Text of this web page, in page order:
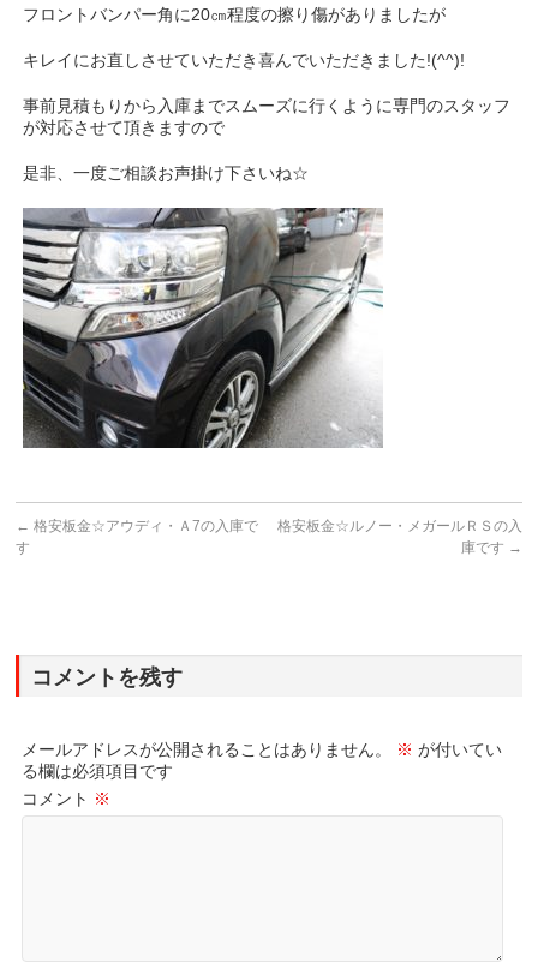
フロントバンパー角に20㎝程度の擦り傷がありましたが
キレイにお直しさせていただき喜んでいただきました!(^^)!
事前見積もりから入庫までスムーズに行くように専門のスタッフ
が対応させて頂きますので
是非、一度ご相談お声掛け下さいね☆
← 格安板金☆アウディ・Ａ7の入庫で
す
格安板金☆ルノー・メガールＲＳの入
庫です →
コメントを残す
メールアドレスが公開されることはありません。 ※ が付いてい
る欄は必須項目です
コメント ※